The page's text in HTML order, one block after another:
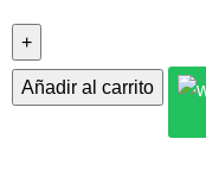
Añadir al carrito